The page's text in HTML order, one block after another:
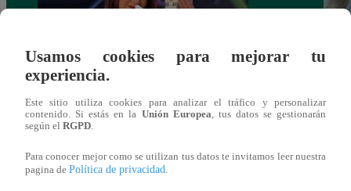
¡Imitadora de Laura Pausini se consagró
ganadora de Yo Soy: Nueva Generación!
Usamos cookies para mejorar tu
experiencia.
Este sitio utiliza cookies para analizar el tráfico y personalizar
contenido. Si estás en la Unión Europea, tus datos se gestionarán
según el RGPD.
Para conocer mejor como se utilizan tus datos te invitamos leer nuestra
pagina de Política de privacidad.